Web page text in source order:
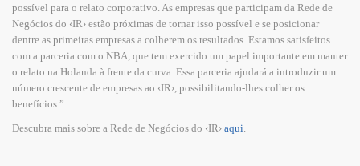
possível para o relato corporativo. As empresas que participam da Rede de
Negócios do ‹IR› estão próximas de tornar isso possível e se posicionar
dentre as primeiras empresas a colherem os resultados. Estamos satisfeitos
com a parceria com o NBA, que tem exercido um papel importante em manter
o relato na Holanda à frente da curva. Essa parceria ajudará a introduzir um
número crescente de empresas ao ‹IR›, possibilitando-lhes colher os
benefícios.”
Descubra mais sobre a Rede de Negócios do ‹IR› aqui.